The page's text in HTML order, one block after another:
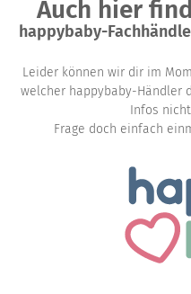
Auch hier
happybaby-
Leider können wir dir im
welcher happybaby-Händler
Infos
Frage doch einfach